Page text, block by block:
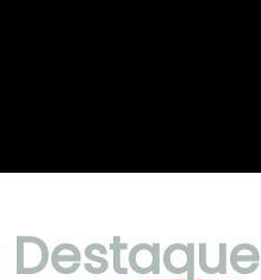
Destaque